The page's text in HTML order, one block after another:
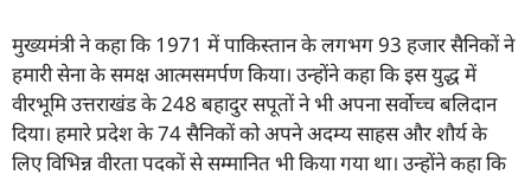
मुख्यमंत्री ने कहा कि 1971 में पाकिस्तान के लगभग 93 हजार सैनिकों ने
हमारी सेना के समक्ष आत्मसमर्पण किया। उन्होंने कहा कि इस युद्ध में
वीरभूमि उत्तराखंड के 248 बहादुर सपूतों ने भी अपना सर्वोच्च बलिदान
दिया। हमारे प्रदेश के 74 सैनिकों को अपने अदम्य साहस और शौर्य के
लिए विभिन्न वीरता पदकों से सम्मानित भी किया गया था। उन्होंने कहा कि